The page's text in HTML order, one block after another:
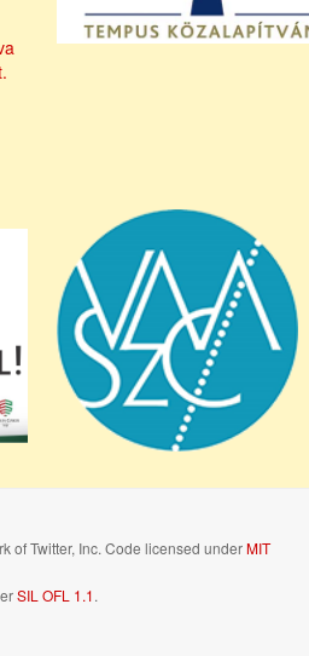
of Twitter, Inc. Code licensed underMIT
SIL OFL 1.1.